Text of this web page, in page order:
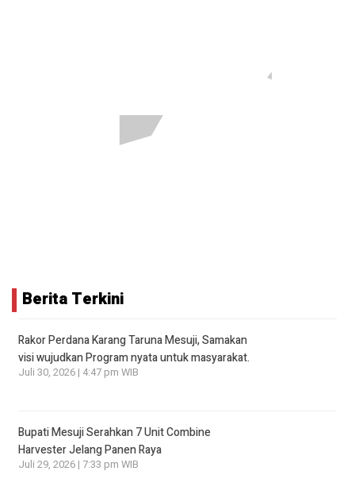
Berita Terkini
Rakor Perdana Karang Taruna Mesuji, Samakan
visi wujudkan Program nyata untuk masyarakat.
Juli 30, 2026 | 4:47 pm WIB
Bupati Mesuji Serahkan 7 Unit Combine
Harvester Jelang Panen Raya
Juli 29, 2026 | 7:33 pm WIB